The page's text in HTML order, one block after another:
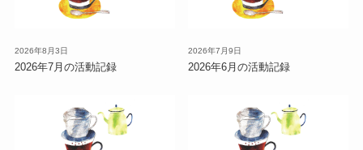
2026年7月の活動記録
2026年8月3日
2026年6月の活動記録
2026年7月9日